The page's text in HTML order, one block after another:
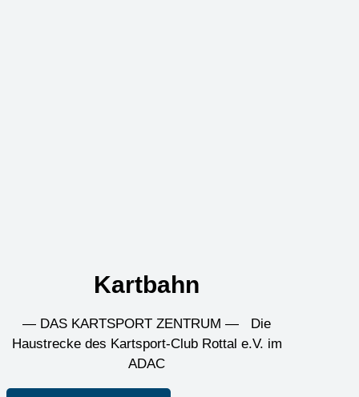
Kartbahn
— DAS KARTSPORT ZENTRUM — Die
Haustrecke des Kartsport-Club Rottal e.V. im
ADAC